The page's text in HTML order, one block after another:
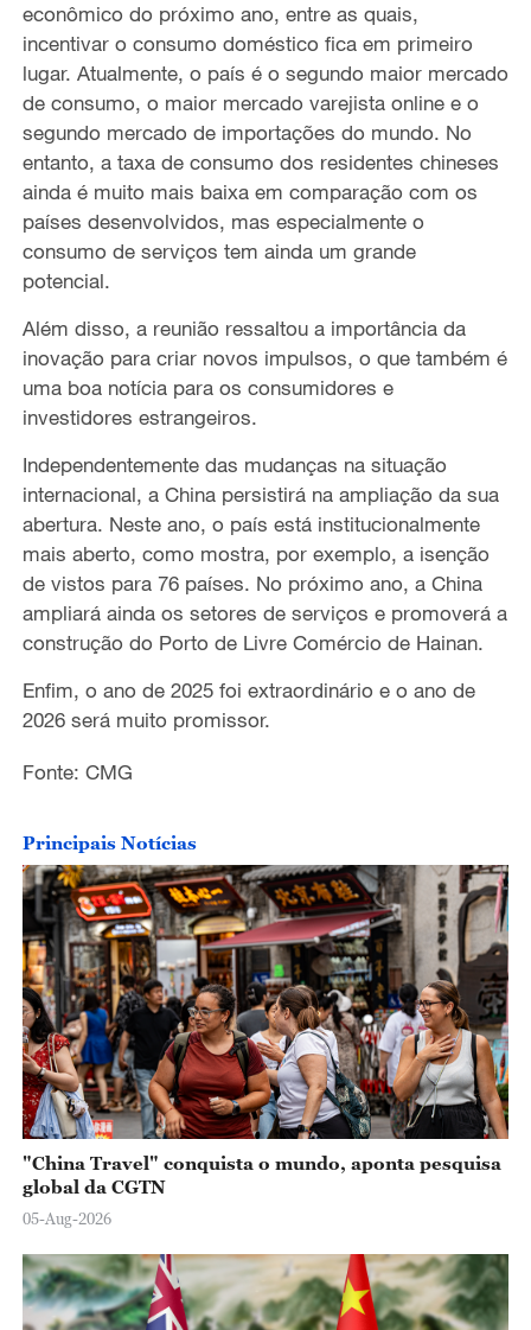
econômico do próximo ano, entre as quais,
incentivar o consumo doméstico fica em primeiro
lugar. Atualmente, o país é o segundo maior mercado
de consumo, o maior mercado varejista online e o
segundo mercado de importações do mundo. No
entanto, a taxa de consumo dos residentes chineses
ainda é muito mais baixa em comparação com os
países desenvolvidos, mas especialmente o
consumo de serviços tem ainda um grande
potencial.
Além disso, a reunião ressaltou a importância da
inovação para criar novos impulsos, o que também é
uma boa notícia para os consumidores e
investidores estrangeiros.
Independentemente das mudanças na situação
internacional, a China persistirá na ampliação da sua
abertura. Neste ano, o país está institucionalmente
mais aberto, como mostra, por exemplo, a isenção
de vistos para 76 países. No próximo ano, a China
ampliará ainda os setores de serviços e promoverá a
construção do Porto de Livre Comércio de Hainan.
Enfim, o ano de 2025 foi extraordinário e o ano de
2026 será muito promissor.
Fonte: CMG
Principais Notícias
"China Travel" conquista o mundo, aponta pesquisa
global da CGTN
05-Aug-2026